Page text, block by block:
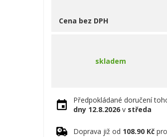
Cena bez DPH
skladem
Předpokládané doručení
dny 12.8.2026 v středa
Doprava již od 108.90 Kč